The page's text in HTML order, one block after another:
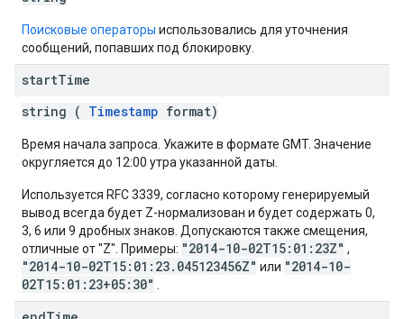
Поисковые операторы использовались для уточнения
сообщений, попавших под блокировку.
startTime
string ( Timestamp format)
Время начала запроса. Укажите в формате GMT. Значение
округляется до 12:00 утра указанной даты.
Используется RFC 3339, согласно которому генерируемый
вывод всегда будет Z-нормализован и будет содержать 0,
3, 6 или 9 дробных знаков. Допускаются также смещения,
отличные от "Z". Примеры: "2014-10-02T15:01:23Z" ,
"2014-10-02T15:01:23.045123456Z" или "2014-10-
02T15:01:23+05:30"